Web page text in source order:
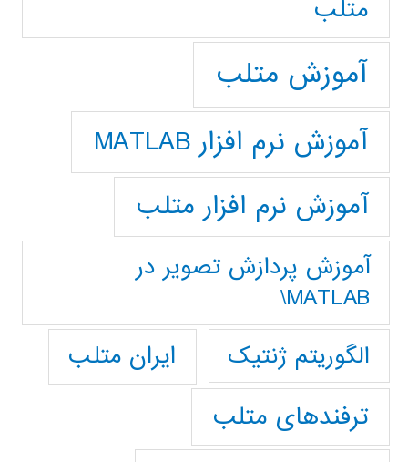
متلب
آموزش متلب
آموزش نرم افزار MATLAB
آموزش نرم افزار متلب
آموزش پردازش تصوير در
MATLAB\
الگوریتم ژنتیک
ایران متلب
ترفندهای متلب